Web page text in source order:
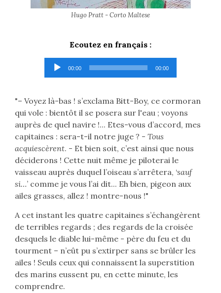
Hugo Pratt - Corto Maltese
Ecoutez en français :
Lecteur
audio
00:00 00:00
"– Voyez là-bas ! s’exclama Bitt-Boy, ce cormoran
qui vole : bientôt il se posera sur l'eau ; voyons
auprès de quel navire !... Etes-vous d’accord, mes
capitaines : sera-t-il notre juge ? - Tous
acquiescèrent. - Et bien soit, c’est ainsi que nous
déciderons ! Cette nuit même je piloterai le
vaisseau auprès duquel l’oiseau s’arrêtera, ‘sauf
si…’ comme je vous l’ai dit... Eh bien, pigeon aux
ailes grasses, allez ! montre-nous !"
A cet instant les quatre capitaines s’échangèrent
de terribles regards ; des regards de la croisée
desquels le diable lui-même - père du feu et du
tourment – n’eût pu s’extirper sans se brûler les
ailes ! Seuls ceux qui connaissent la superstition
des marins eussent pu, en cette minute, les
comprendre.